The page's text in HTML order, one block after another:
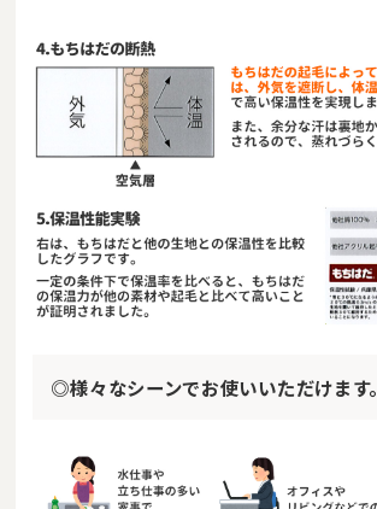
◎様々なシーンでお使いいただけます。